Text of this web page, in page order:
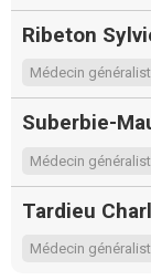
Ribeton
Médecin
Suberbie-
Médecin
Tardieu
Médecin